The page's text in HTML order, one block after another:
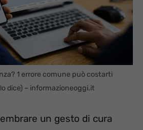
1 errore comune può costarti
dice) – informazioneoggi.it
un gesto di cura